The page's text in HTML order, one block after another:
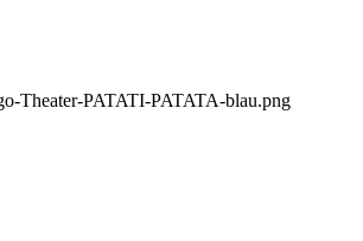
Theater-PATATI-PATATA-blau.png